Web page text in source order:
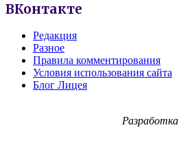
ВКонтакте
Редакция
Разное
Правила комментирования
Условия использования сайта
Блог Лицея
Разработка